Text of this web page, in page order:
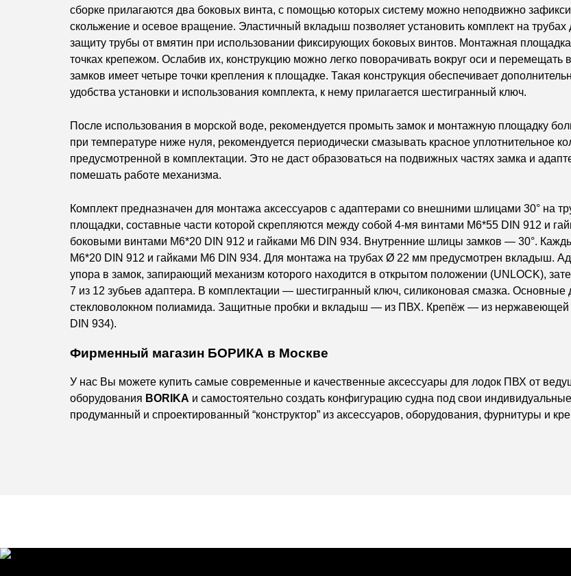
сборке прилагаются два боковых винта, с помощью которых систему можно неподвижно
скольжение и осевое вращение. Эластичный вкладыш позволяет установить комплект на
защиту трубы от вмятин при использовании фиксирующих боковых винтов. Монтажная
точках крепежом. Ослабив их, конструкцию можно легко поворачивать вокруг оси и
замков имеет четыре точки крепления к площадке. Такая конструкция обеспечивает
удобства установки и использования комплекта, к нему прилагается шестигранный ключ.
После использования в морской воде, рекомендуется промыть замок и монтажную площадку
при температуре ниже нуля, рекомендуется периодически смазывать красное уплотнительное
предусмотренной в комплектации. Это не даст образоваться на подвижных частях замка и
помешать работе механизма.
Комплект предназначен для монтажа аксессуаров с адаптерами со внешними шлицами 30° на
площадки, составные части которой скрепляются между собой 4-мя винтами M6*55 DIN 912 и
боковыми винтами M6*20 DIN 912 и гайками M6 DIN 934. Внутренние шлицы замков — 30°.
M6*20 DIN 912 и гайками M6 DIN 934. Для монтажа на трубах Ø 22 мм предусмотрен вкладыш.
упора в замок, запирающий механизм которого находится в открытом положении (UNLOCK),
7 из 12 зубьев адаптера. В комплектации — шестигранный ключ, силиконовая смазка. Основные
стекловолокном полиамида. Защитные пробки и вкладыш — из ПВХ. Крепёж — из нержавеющей
DIN 934).
Фирменный магазин БОРИКА в Москве
У нас Вы можете купить самые современные и качественные аксессуары для лодок ПВХ от
оборудования BORIKA и самостоятельно создать конфигурацию судна под свои
продуманный и спроектированный “конструктор” из аксессуаров, оборудования, фурнитуры и